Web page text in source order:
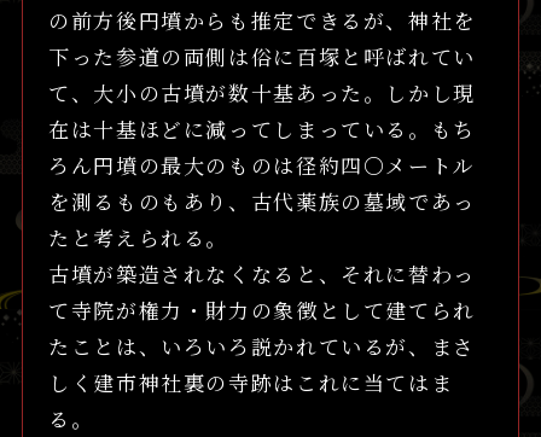
の前方後円墳からも推定できるが、神社を
下った参道の両側は俗に百塚と呼ばれてい
て、大小の古墳が数十基あった。しかし現
在は十基ほどに減ってしまっている。もち
ろん円墳の最大のものは径約四〇メートル
を測るものもあり、古代薬族の墓域であっ
たと考えられる。
古墳が築造されなくなると、それに替わっ
て寺院が権力・財力の象徴として建てられ
たことは、いろいろ説かれているが、まさ
しく建市神社裏の寺跡はこれに当てはま
る。